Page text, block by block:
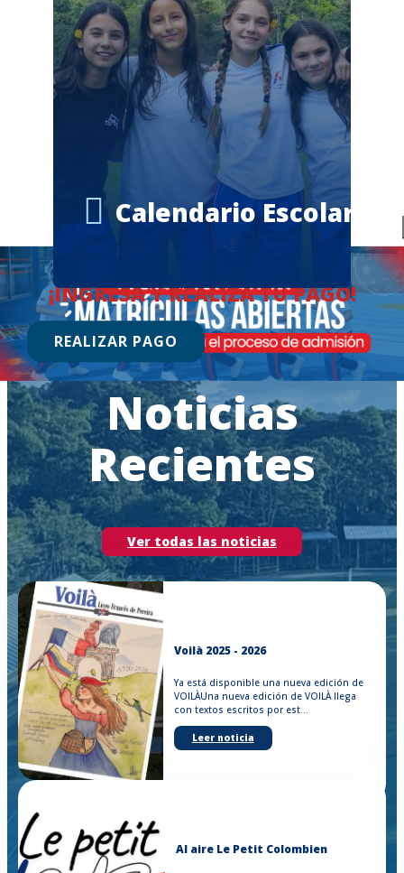
Calendario Escolar
Noticias
Recientes
Ver todas las noticias
Voilà 2025 - 2026
Ya está disponible una nueva edición de
VOILÀUna nueva edición de VOILÀ llega
con textos escritos por est...
Leer noticia
Al aire Le Petit Colombien
¡INGRESA Y REALIZA TU PAGO!
REALIZAR PAGO